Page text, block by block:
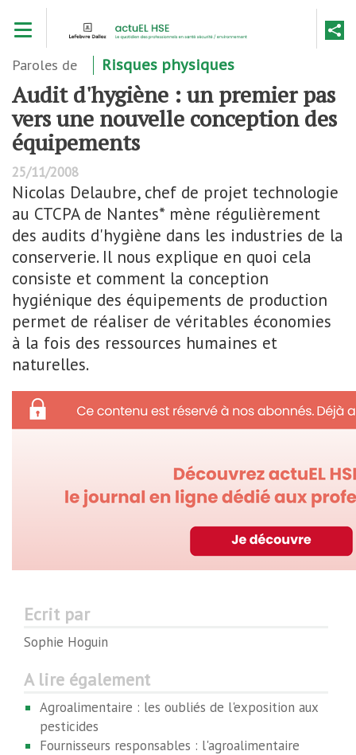
contenu
Paroles de Risques physiques
Audit d'hygiène : un premier pas
vers une nouvelle conception des
équipements
25/11/2008
Nicolas Delaubre, chef de projet technologie
au CTCPA de Nantes* mène régulièrement
des audits d'hygiène dans les industries de la
conserverie. Il nous explique en quoi cela
consiste et comment la conception
hygiénique des équipements de production
permet de réaliser de véritables économies
à la fois des ressources humaines et
naturelles.
Ecrit par
Sophie Hoguin
A lire également
Agroalimentaire : les oubliés de l'exposition aux
pesticides
Fournisseurs responsables : l'agroalimentaire